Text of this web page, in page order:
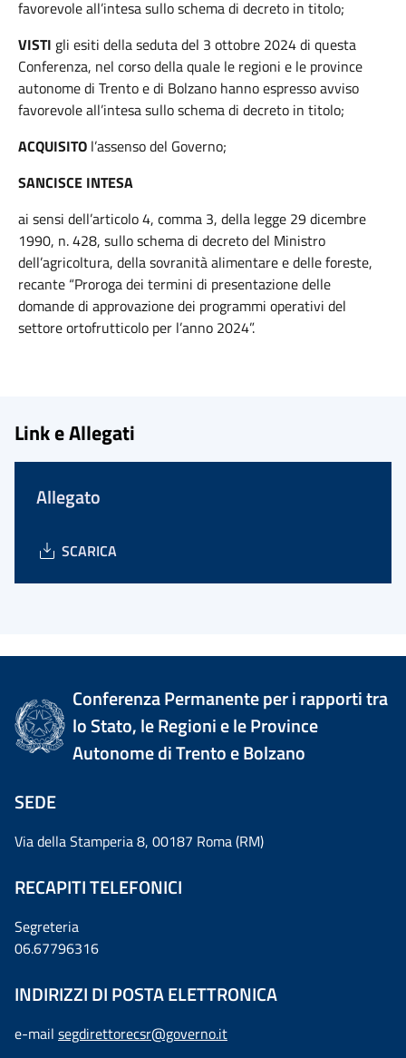
favorevole all’intesa sullo schema di decreto in titolo;
VISTI gli esiti della seduta del 3 ottobre 2024 di questa
Conferenza, nel corso della quale le regioni e le province
autonome di Trento e di Bolzano hanno espresso avviso
favorevole all’intesa sullo schema di decreto in titolo;
ACQUISITO l’assenso del Governo;
SANCISCE INTESA
ai sensi dell’articolo 4, comma 3, della legge 29 dicembre
1990, n. 428, sullo schema di decreto del Ministro
dell’agricoltura, della sovranità alimentare e delle foreste,
recante “Proroga dei termini di presentazione delle
domande di approvazione dei programmi operativi del
settore ortofrutticolo per l’anno 2024”.
Link e Allegati
Allegato
SCARICA
Conferenza Permanente per i rapporti tra
lo Stato, le Regioni e le Province
Autonome di Trento e Bolzano
SEDE
Via della Stamperia 8, 00187 Roma (RM)
RECAPITI TELEFONICI
Segreteria
06.67796316
INDIRIZZI DI POSTA ELETTRONICA
e-mail segdirettorecsr@governo.it